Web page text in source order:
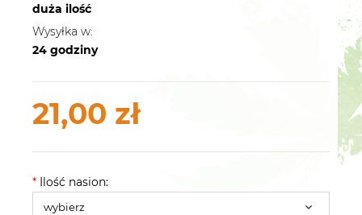
duża ilość
Wysyłka w:
24 godziny
21,00 zł
* Ilość nasion: